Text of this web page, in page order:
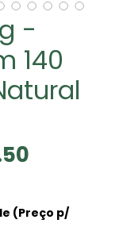
-
140
(Preço p/